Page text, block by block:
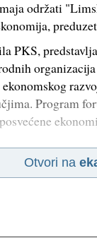
održati
PKS,
Program
Otvori na